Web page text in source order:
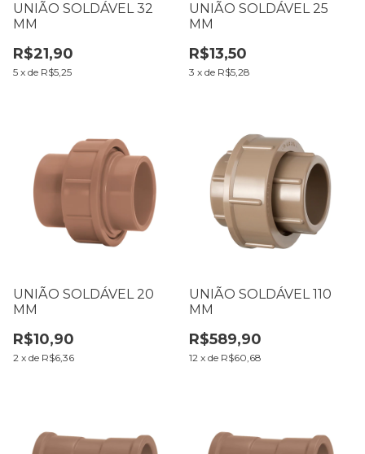
UNIÃO SOLDÁVEL 32
MM
R$21,90
5 x de R$5,25
UNIÃO SOLDÁVEL 25
MM
R$13,50
3 x de R$5,28
UNIÃO SOLDÁVEL 20
MM
R$10,90
2 x de R$6,36
UNIÃO SOLDÁVEL 110
MM
R$589,90
12 x de R$60,68